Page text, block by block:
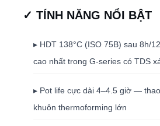
✓ TÍNH NĂNG NỔI BẬT
▸ HDT 138°C (ISO 75B) sau 8h/
cao nhất trong G-series có TDS
▸ Pot life cực dài 4–4.5 giờ —
khuôn thermoforming lớn